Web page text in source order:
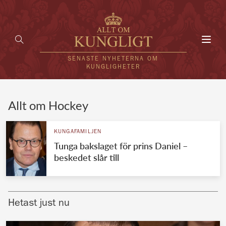
SENASTE NYHETERNA OM
KUNGLIGHETER
UTLÄNDSKT
VÄRLDENS KUNGAHUS
Brittiska kungahuset
Allt om Hockey
KUNGAFAMILJEN
Tunga bakslaget för prins Daniel –
beskedet slår till
Hetast just nu